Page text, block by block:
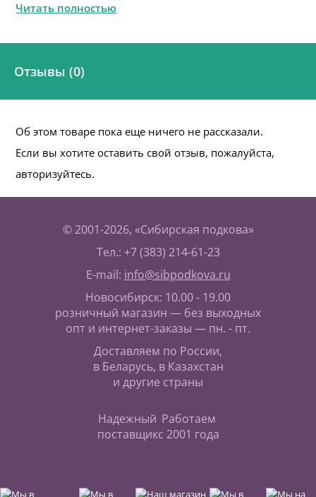
Читать полностью
Отзывы (0)
Об этом товаре пока еще ничего не рассказали.
Если вы хотите оставить свой отзыв, пожалуйста,
авторизуйтесь.
© 2001-2026, «Сибирская подкова»
Тел.: +7 (383) 214-61-23
E-mail: info@sibpodkova.ru
Новосибирск: 10.00 - 19.00
розничный магазин — без выходных
опт и интернет-заказы — пн. - пт.
Доставляем по России,
в Беларусь, в Казахстан
и другие страны
Надежный
поставщик
Работаем
с 2001 года